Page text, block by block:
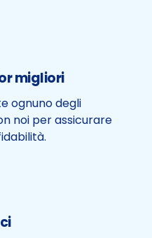
migliori
ognuno degli
noi per assicurare